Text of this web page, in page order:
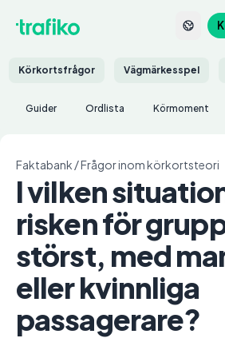
Körkortsfrågor Vägmärkesspel
Guider Ordlista Körmoment
Faktabank /Frågor inom körkortsteori
I vilken
risken för
störst, med
eller kvinnliga
passagerare?